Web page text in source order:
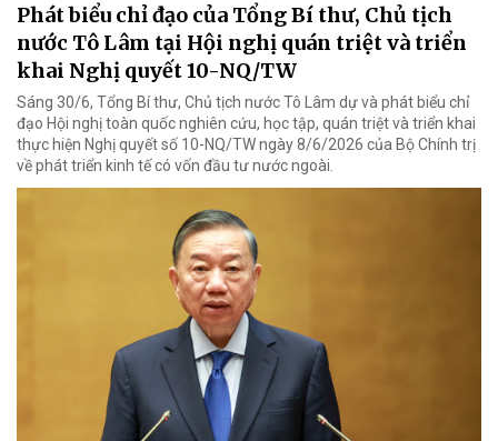
Phát biểu chỉ đạo của Tổng Bí thư, Chủ tịch
nước Tô Lâm tại Hội nghị quán triệt và triển
khai Nghị quyết 10-NQ/TW
Sáng 30/6, Tổng Bí thư, Chủ tịch nước Tô Lâm dự và phát biểu chỉ
đạo Hội nghị toàn quốc nghiên cứu, học tập, quán triệt và triển khai
thực hiện Nghị quyết số 10-NQ/TW ngày 8/6/2026 của Bộ Chính trị
về phát triển kinh tế có vốn đầu tư nước ngoài.